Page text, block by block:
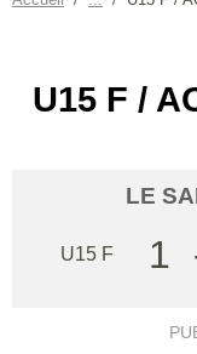
U15 F /
LE
U15 F 1